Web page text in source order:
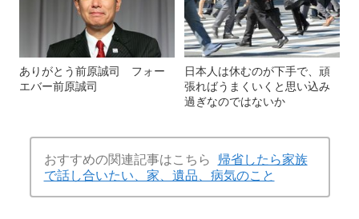
ありがとう前原誠司 フォー
エバー前原誠司
日本人は休むのが下手で、頑
張ればうまくいくと思い込み
過ぎなのではないか
おすすめの関連記事はこちら
帰省したら家族
で話し合いたい、家、遺品、病気のこと